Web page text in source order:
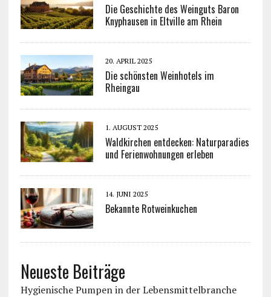
Die Geschichte des Weinguts Baron
Knyphausen in Eltville am Rhein
20. APRIL 2025
Die schönsten Weinhotels im
Rheingau
1. AUGUST 2025
Waldkirchen entdecken: Naturparadies
und Ferienwohnungen erleben
14. JUNI 2025
Bekannte Rotweinkuchen
Neueste Beiträge
Hygienische Pumpen in der Lebensmittelbranche